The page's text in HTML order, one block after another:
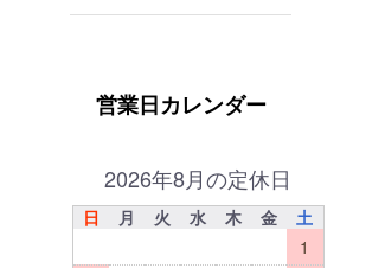
営業日カレンダー
2026年8月の定休日
日 月 火 水 木 金
土
1